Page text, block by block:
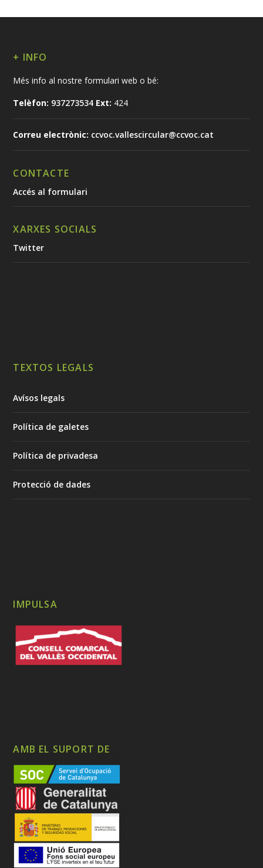
+ INFO
Més info al nostre formulari web o bé:
Telèfon: 937273534 Ext: 424
Correu electrònic: ccvoc.vallescircular@ccvoc.cat
CONTACTE
Accés al formulari
XARXES SOCIALS
Twitter
TEXTOS LEGALS
Avísos legals
Política de galetes
Política de privadesa
Protecció de dades
IMPULSA
AMB EL SUPORT DE